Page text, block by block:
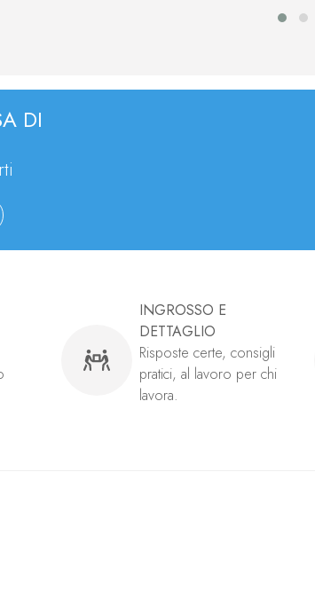
DI
INGROSSO E
DETTAGLIO
Risposte certe, consigli
pratici, al lavoro per chi
lavora.